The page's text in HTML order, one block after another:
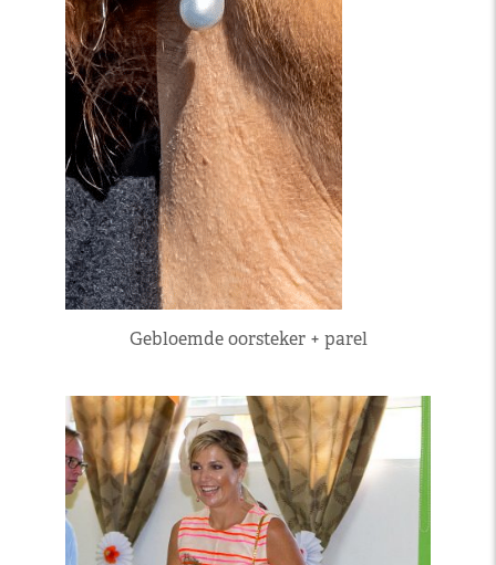
Gebloemde oorsteker + parel